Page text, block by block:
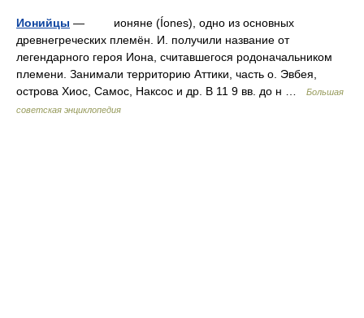
Ионийцы — ионяне (Íones), одно из основных
древнегреческих племён. И. получили название от
легендарного героя Иона, считавшегося родоначальником
племени. Занимали территорию Аттики, часть о. Эвбея,
острова Хиос, Самос, Наксос и др. В 11 9 вв. до н …
Большая
советская энциклопедия